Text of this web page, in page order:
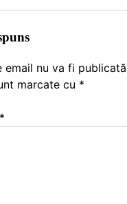
email nu va fi
marcate cu *
*